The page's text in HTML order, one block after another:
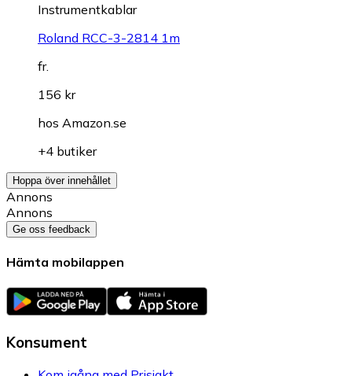
Instrumentkablar
Roland RCC-3-2814 1m
fr.
156 kr
hos Amazon.se
+4 butiker
Hoppa över innehållet
Annons
Annons
Ge oss feedback
Hämta mobilappen
Konsument